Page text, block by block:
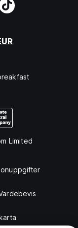
Limited